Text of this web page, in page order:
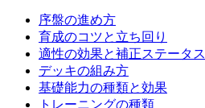
序盤の進め方
育成のコツと立ち回り
適性の効果と補正ステータス
デッキの組み方
基礎能力の種類と効果
トレーニングの種類